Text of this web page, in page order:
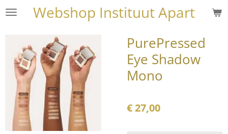
Ga
hoofdinhoud
Webshop Instituut Apart
PurePressed
Eye Shadow
Mono
€ 27,00